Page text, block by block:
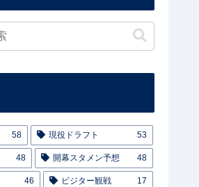
58 現役ドラフト 53
48 開幕スタメン予想 48
46 ビジター観戦 17